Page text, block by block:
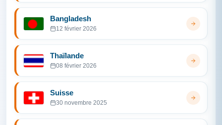
Bangladesh
12 février 2026
Thaïlande
08 février 2026
Suisse
30 novembre 2025